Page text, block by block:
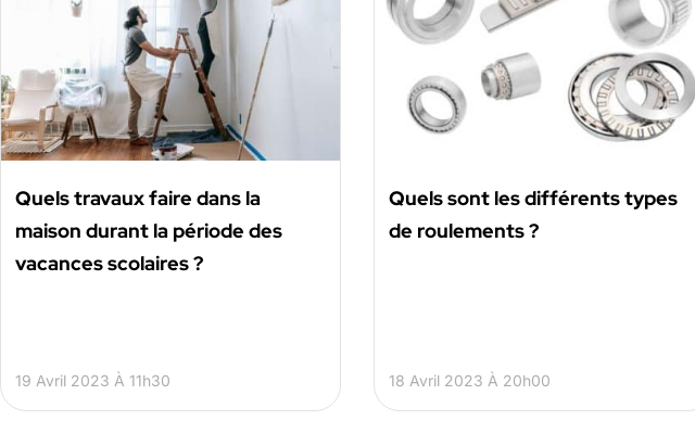
Quels travaux faire dans la
maison durant la période des
vacances scolaires ?
19 Avril 2023 À 11h30
Quels sont les différents types
de roulements ?
18 Avril 2023 À 20h00